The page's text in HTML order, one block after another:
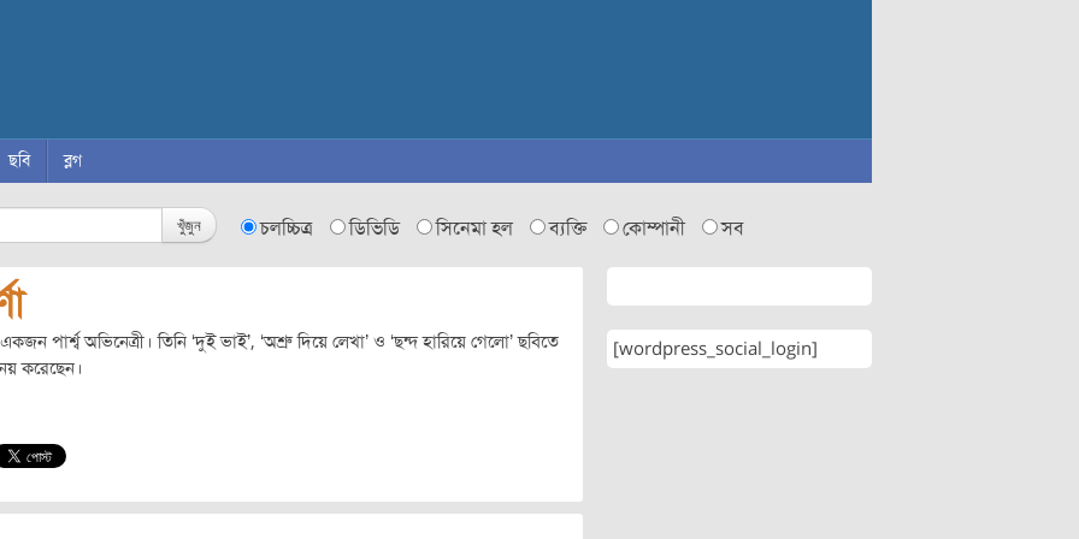
ছবি ব্লগ
খুঁজুন চলচ্চিত্র ডিভিডি সিনেমা হল ব্যক্তি কোম্পানী সব
একজন পার্শ্ব অভিনেত্রী। তিনি ‘দুই ভাই’, ‘অশ্রু দিয়ে লেখা’ ও ‘ছন্দ হারিয়ে গেলো’ ছবিতে
করেছেন।
[wordpress_social_login]